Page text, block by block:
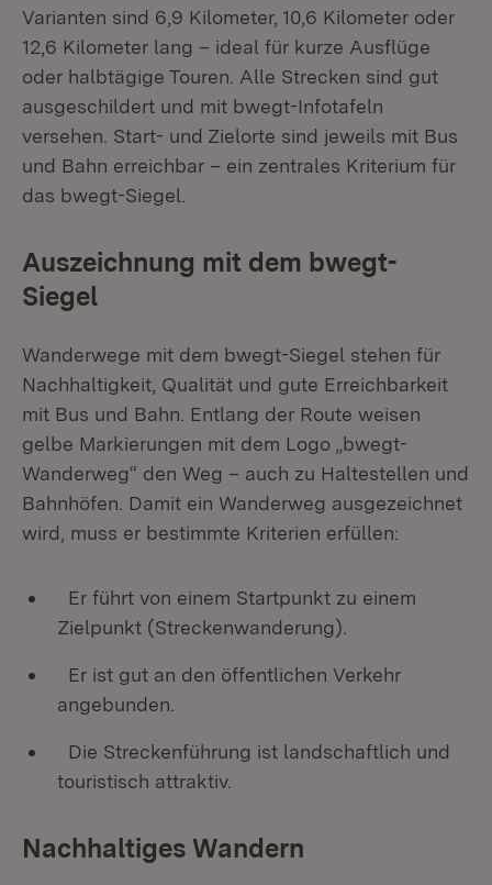
Varianten sind 6,9 Kilometer, 10,6 Kilometer oder
12,6 Kilometer lang – ideal für kurze Ausflüge
oder halbtägige Touren. Alle Strecken sind gut
ausgeschildert und mit bwegt-Infotafeln
versehen. Start- und Zielorte sind jeweils mit Bus
und Bahn erreichbar – ein zentrales Kriterium für
das bwegt-Siegel.
Auszeichnung mit dem bwegt-
Siegel
Wanderwege mit dem bwegt-Siegel stehen für
Nachhaltigkeit, Qualität und gute Erreichbarkeit
mit Bus und Bahn. Entlang der Route weisen
gelbe Markierungen mit dem Logo „bwegt-
Wanderweg“ den Weg – auch zu Haltestellen und
Bahnhöfen. Damit ein Wanderweg ausgezeichnet
wird, muss er bestimmte Kriterien erfüllen:
Er führt von einem Startpunkt zu einem
Zielpunkt (Streckenwanderung).
Er ist gut an den öffentlichen Verkehr
angebunden.
Die Streckenführung ist landschaftlich und
touristisch attraktiv.
Nachhaltiges Wandern